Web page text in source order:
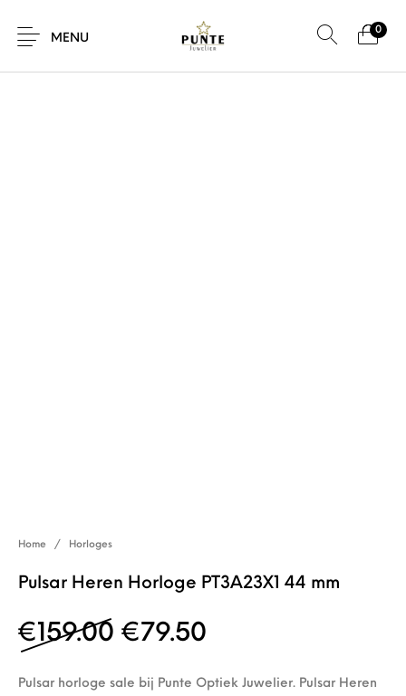
MENU
0
SALE!
Home / Horloges
Pulsar Heren Horloge PT3A23X1 44 mm
€ 159.00 Oorspronkelijke prijs
€79.50
Pulsar horloge sale bij Punte Optiek Juwelier. Pulsar Heren